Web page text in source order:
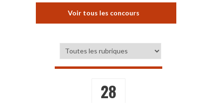
Voir tous les concours
28